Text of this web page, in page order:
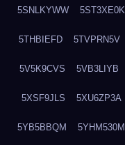
5SNLKYWW 5ST3XE0K
5THBIEFD 5TVPRN5V
5V5K9CVS 5VB3LIYB
5XSF9JLS 5XU6ZP3A
5YB5BBQM 5YHM530M